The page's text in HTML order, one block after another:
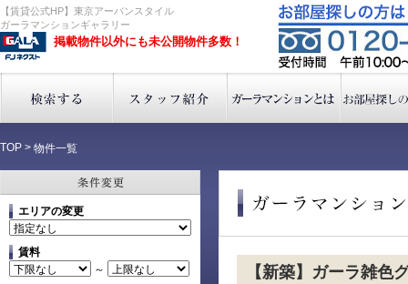
【賃貸公式HP】東京アーバンスタイル
ガーラマンションギャラリー
掲載物件以外にも未公開物件多数！
TOP > 物件一覧
エリアの変更
賃料
～
【新築】ガーラ雑色